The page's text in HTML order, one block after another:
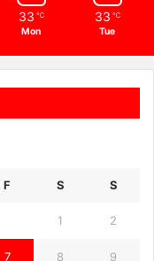
33 ℃
Mon
33 ℃
Tue
F S S
1 2
7 8 9